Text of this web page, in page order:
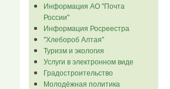
Информация АО "Почта
России"
Информация Росреестра
"Хлебороб Алтая"
Туризм и экология
Услуги в электронном виде
Градостроительство
Молодёжная политика